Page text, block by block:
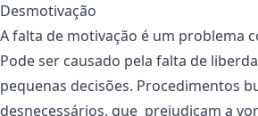
Desmotivação
A falta de motivação é um problema
Pode ser causado pela falta de
pequenas decisões. Procedimentos
desnecessários, que prejudicam a